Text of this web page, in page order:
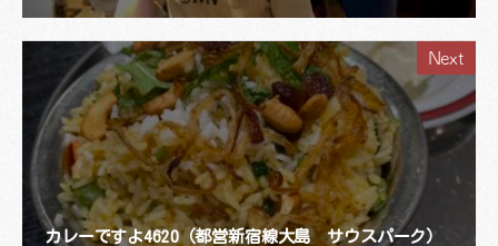
Next
カレーですよ4620（都営新宿線大島 サウスパーク）